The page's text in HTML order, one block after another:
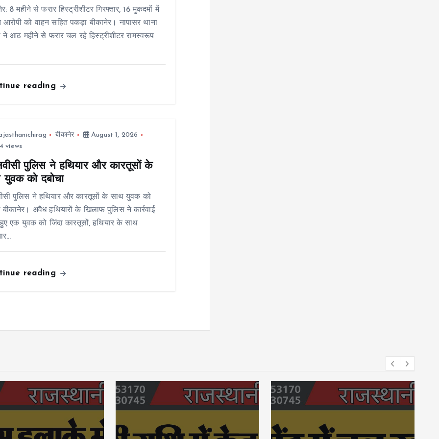
8 महीने से फरार हिस्ट्रीशीटर गिरफ्तार, 16 मुकदमों में
आरोपी को वाहन सहित पकड़ा बीकानेर। नापासर थाना
ने आठ महीने से फरार चल रहे हिस्ट्रीशीटर रामस्वरूप
reading
बीकानेर
August 1, 2026
views
पुलिस ने हथियार और कारतूसों के
युवक को दबोचा
पुलिस ने हथियार और कारतूसों के साथ युवक को
बीकानेर। अवैध हथियारों के खिलाफ पुलिस ने कार्रवाई
एक युवक को जिंदा कारतूसों, हथियार के साथ
reading